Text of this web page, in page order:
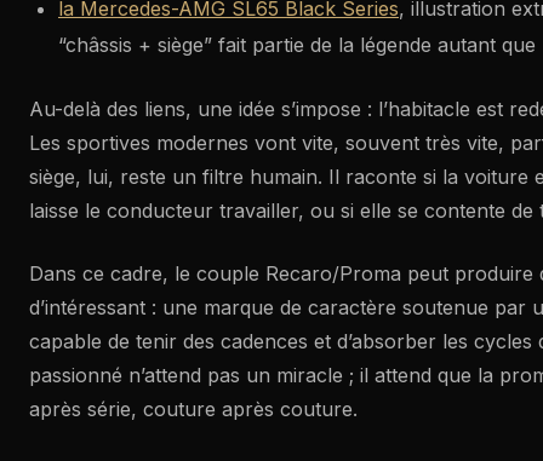
la Mercedes-AMG SL65 Black Series, illustration
“châssis + siège” fait partie de la légende autant
Au-delà des liens, une idée s’impose : l’habitacle est
Les sportives modernes vont vite, souvent très vite,
siège, lui, reste un filtre humain. Il raconte si la voiture
laisse le conducteur travailler, ou si elle se contente de
Dans ce cadre, le couple Recaro/Proma peut produire
d’intéressant : une marque de caractère soutenue par
capable de tenir des cadences et d’absorber les cycles
passionné n’attend pas un miracle ; il attend que la
après série, couture après couture.